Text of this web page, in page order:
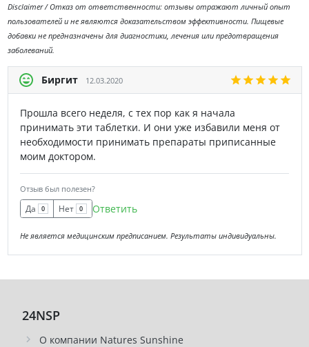
Disclaimer / Отказ от ответственности: отзывы отражают личный опыт
пользователей и не являются доказательством эффективности. Пищевые
добавки не предназначены для диагностики, лечения или предотвращения
заболеваний.
Биргит 12.03.2020
Прошла всего неделя, с тех пор как я начала
принимать эти таблетки. И они уже избавили меня от
необходимости принимать препараты приписанные
моим доктором.
Отзыв был полезен?
Да 0 Нет 0 Ответить
Не является медицинским предписанием. Результаты индивидуальны.
24NSP
О компании Natures Sunshine